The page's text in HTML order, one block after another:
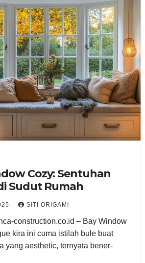
Cozy: Sentuhan
Sudut Rumah
SITI ORIGAMI
construction.co.id – Bay Window
kira ini cuma istilah bule buat
yang aesthetic, ternyata bener-